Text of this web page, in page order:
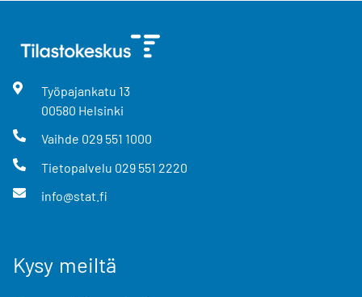
Työpajankatu 13
00580 Helsinki
Vaihde 029 551 1000
Tietopalvelu 029 551 2220
info@stat.fi
Kysy meiltä